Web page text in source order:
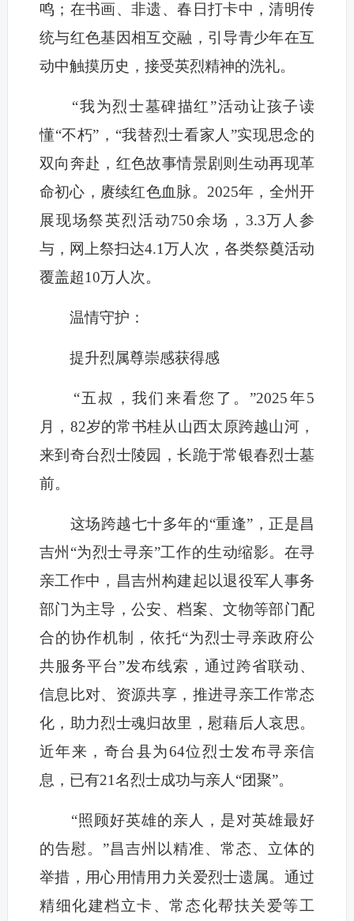
鸣；在书画、非遗、春日打卡中，清明传
统与红色基因相互交融，引导青少年在互
动中触摸历史，接受英烈精神的洗礼。
“我为烈士墓碑描红”活动让孩子读
懂“不朽”，“我替烈士看家人”实现思念的
双向奔赴，红色故事情景剧则生动再现革
命初心，赓续红色血脉。2025年，全州开
展现场祭英烈活动750余场，3.3万人参
与，网上祭扫达4.1万人次，各类祭奠活动
覆盖超10万人次。
温情守护：
提升烈属尊崇感获得感
“五叔，我们来看您了。”2025年5
月，82岁的常书桂从山西太原跨越山河，
来到奇台烈士陵园，长跪于常银春烈士墓
前。
这场跨越七十多年的“重逢”，正是昌
吉州“为烈士寻亲”工作的生动缩影。在寻
亲工作中，昌吉州构建起以退役军人事务
部门为主导，公安、档案、文物等部门配
合的协作机制，依托“为烈士寻亲政府公
共服务平台”发布线索，通过跨省联动、
信息比对、资源共享，推进寻亲工作常态
化，助力烈士魂归故里，慰藉后人哀思。
近年来，奇台县为64位烈士发布寻亲信
息，已有21名烈士成功与亲人“团聚”。
“照顾好英雄的亲人，是对英雄最好
的告慰。”昌吉州以精准、常态、立体的
举措，用心用情用力关爱烈士遗属。通过
精细化建档立卡、常态化帮扶关爱等工